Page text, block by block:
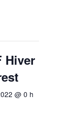
Hiver
@ 0 h